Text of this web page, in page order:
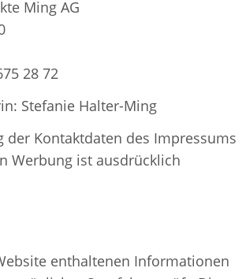
Ming AG
28 72
Stefanie Halter-Ming
der Kontaktdaten des Impressums
Werbung ist ausdrücklich
enthaltenen Informationen